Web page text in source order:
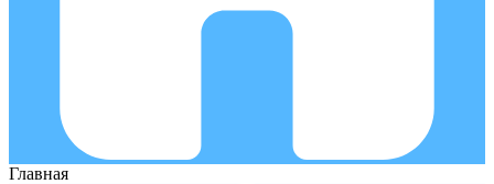
Главная